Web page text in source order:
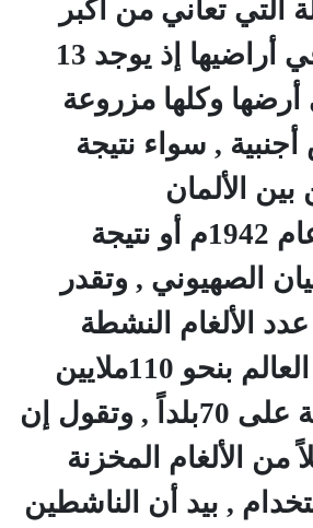
التي تعاني من أكبر
وجود للألغام في أراضيها إذ يوجد 13
وكلها مزروعة
, سواء نتيجة
الألمان
والبريطانيين عام 1942م أو نتيجة
الصهيوني , وتقدر
عدد الألغام النشطة
المزروعة في العالم بنحو 110ملايين
لغم حي موزعة على 70بلداً , وتقول إن
من الألغام المخزنة
, بيد أن الناشطين